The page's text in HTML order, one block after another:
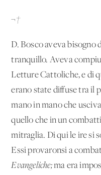
¬†
D. Bosco aveva bisogno
tranquillo. Aveva
Letture Cattoliche,e di
erano state diffuse tra il
mano in mano che
quello che in un
mitraglia. Di qui le ire si
Essi provaronsi a
Evangeliche;ma era